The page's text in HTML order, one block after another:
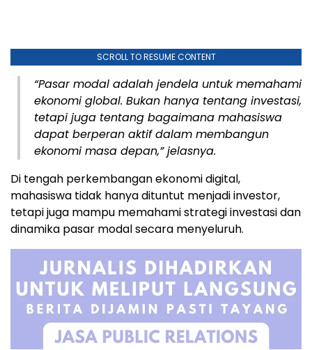
SCROLL TO RESUME CONTENT
“Pasar modal adalah jendela untuk memahami
ekonomi global. Bukan hanya tentang investasi,
tetapi juga tentang bagaimana mahasiswa
dapat berperan aktif dalam membangun
ekonomi masa depan,” jelasnya.
Di tengah perkembangan ekonomi digital,
mahasiswa tidak hanya dituntut menjadi investor,
tetapi juga mampu memahami strategi investasi dan
dinamika pasar modal secara menyeluruh.